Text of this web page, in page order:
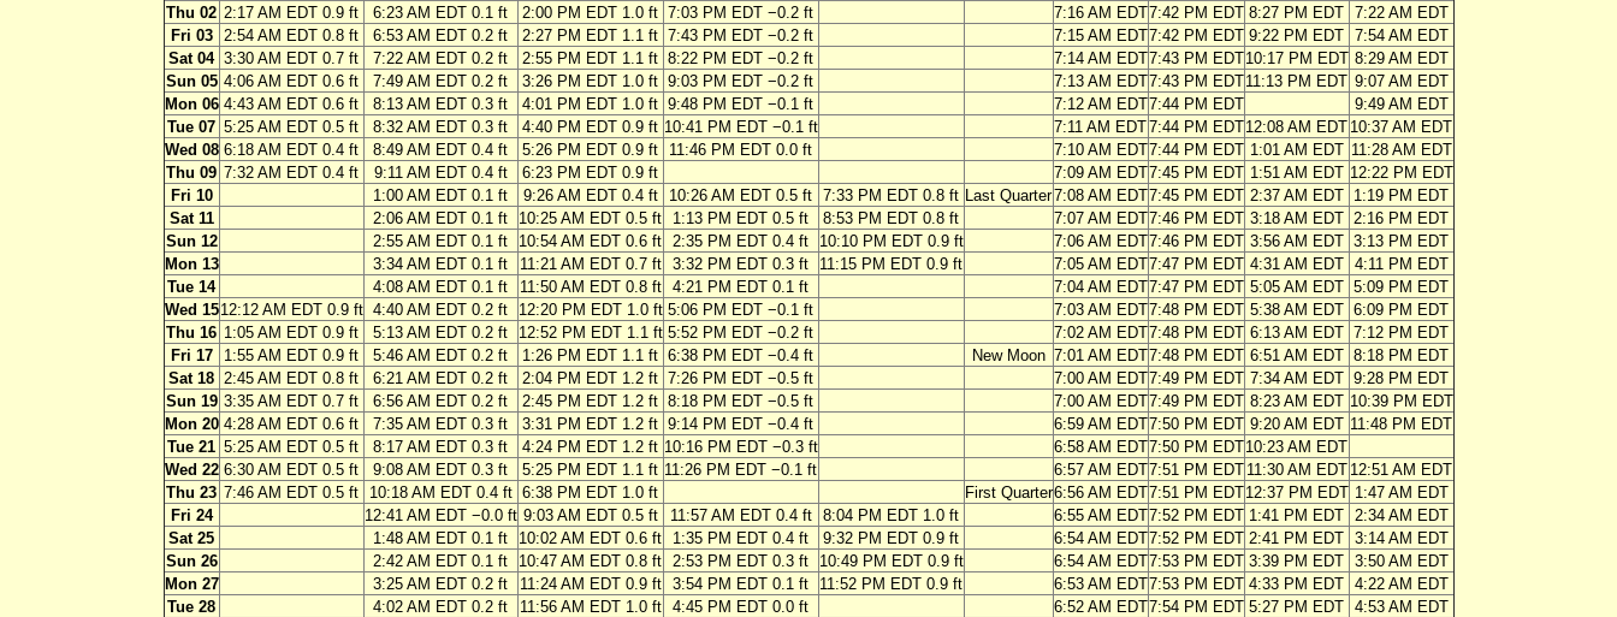
Thu 02 2:17 AM EDT 0.9 ft 6:23 AM EDT 0.1 ft 2:00 PM EDT 1.0 ft 7:03 PM EDT −0.2 ft 7:16 AM EDT7:42 PM EDT 8:27 PM EDT 7:22 AM EDT
Fri 03
2:54 AM EDT 0.8 ft 6:53 AM EDT 0.2 ft 2:27 PM EDT 1.1 ft 7:43 PM EDT −0.2 ft 7:15 AM EDT7:42 PM EDT 9:22 PM EDT 7:54 AM EDT
Sat 04 3:30 AM EDT 0.7 ft 7:22 AM EDT 0.2 ft 2:55 PM EDT 1.1 ft 8:22 PM EDT −0.2 ft 7:14 AM EDT7:43 PM EDT10:17 PM EDT 8:29 AM EDT
Sun 05 4:06 AM EDT 0.6 ft 7:49 AM EDT 0.2 ft 3:26 PM EDT 1.0 ft 9:03 PM EDT −0.2 ft 7:13 AM EDT7:43 PM EDT11:13 PM EDT 9:07 AM EDT
Mon 06 4:43 AM EDT 0.6 ft 8:13 AM EDT 0.3 ft 4:01 PM EDT 1.0 ft 9:48 PM EDT −0.1 ft 7:12 AM EDT7:44 PM EDT
9:49 AM EDT
Tue 07 5:25 AM EDT 0.5 ft 8:32 AM EDT 0.3 ft 4:40 PM EDT 0.9 ft 10:41 PM EDT −0.1 ft 7:11 AM EDT7:44 PM EDT12:08 AM EDT 10:37 AM EDT
Wed 08 6:18 AM EDT 0.4 ft 8:49 AM EDT 0.4 ft 5:26 PM EDT 0.9 ft 11:46 PM EDT 0.0 ft 7:10 AM EDT7:44 PM EDT 1:01 AM EDT 11:28 AM EDT
Thu 09 7:32 AM EDT 0.4 ft 9:11 AM EDT 0.4 ft 6:23 PM EDT 0.9 ft 7:09 AM EDT7:45 PM EDT 1:51 AM EDT 12:22 PM EDT
Fri 10
1:00 AM EDT 0.1 ft 9:26 AM EDT 0.4 ft 10:26 AM EDT 0.5 ft 7:33 PM EDT 0.8 ft Last Quarter7:08 AM EDT7:45 PM EDT 2:37 AM EDT
1:19 PM EDT
Sat 11
2:06 AM EDT 0.1 ft 10:25 AM EDT 0.5 ft 1:13 PM EDT 0.5 ft 8:53 PM EDT 0.8 ft 7:07 AM EDT7:46 PM EDT 3:18 AM EDT
2:16 PM EDT
Sun 12
2:55 AM EDT 0.1 ft 10:54 AM EDT 0.6 ft 2:35 PM EDT 0.4 ft 10:10 PM EDT 0.9 ft 7:06 AM EDT7:46 PM EDT 3:56 AM EDT 3:13 PM EDT
Mon 13
3:34 AM EDT 0.1 ft 11:21 AM EDT 0.7 ft 3:32 PM EDT 0.3 ft 11:15 PM EDT 0.9 ft 7:05 AM EDT7:47 PM EDT 4:31 AM EDT
4:11 PM EDT
Tue 14
4:08 AM EDT 0.1 ft 11:50 AM EDT 0.8 ft 4:21 PM EDT 0.1 ft 7:04 AM EDT7:47 PM EDT 5:05 AM EDT 5:09 PM EDT
Wed 1512:12 AM EDT 0.9 ft 4:40 AM EDT 0.2 ft 12:20 PM EDT 1.0 ft 5:06 PM EDT −0.1 ft 7:03 AM EDT7:48 PM EDT 5:38 AM EDT 6:09 PM EDT
Thu 16 1:05 AM EDT 0.9 ft 5:13 AM EDT 0.2 ft 12:52 PM EDT 1.1 ft 5:52 PM EDT −0.2 ft 7:02 AM EDT7:48 PM EDT 6:13 AM EDT 7:12 PM EDT
Fri 17
1:55 AM EDT 0.9 ft 5:46 AM EDT 0.2 ft 1:26 PM EDT 1.1 ft 6:38 PM EDT −0.4 ft New Moon 7:01 AM EDT7:48 PM EDT 6:51 AM EDT 8:18 PM EDT
Sat 18 2:45 AM EDT 0.8 ft 6:21 AM EDT 0.2 ft 2:04 PM EDT 1.2 ft 7:26 PM EDT −0.5 ft 7:00 AM EDT7:49 PM EDT 7:34 AM EDT 9:28 PM EDT
Sun 19 3:35 AM EDT 0.7 ft 6:56 AM EDT 0.2 ft 2:45 PM EDT 1.2 ft 8:18 PM EDT −0.5 ft 7:00 AM EDT7:49 PM EDT 8:23 AM EDT 10:39 PM EDT
Mon 20 4:28 AM EDT 0.6 ft 7:35 AM EDT 0.3 ft 3:31 PM EDT 1.2 ft 9:14 PM EDT −0.4 ft 6:59 AM EDT7:50 PM EDT 9:20 AM EDT 11:48 PM EDT
Tue 21 5:25 AM EDT 0.5 ft 8:17 AM EDT 0.3 ft 4:24 PM EDT 1.2 ft 10:16 PM EDT −0.3 ft 6:58 AM EDT7:50 PM EDT10:23 AM EDT
Wed 22 6:30 AM EDT 0.5 ft 9:08 AM EDT 0.3 ft 5:25 PM EDT 1.1 ft 11:26 PM EDT −0.1 ft 6:57 AM EDT7:51 PM EDT 11:30 AM EDT 12:51 AM EDT
Thu 23 7:46 AM EDT 0.5 ft 10:18 AM EDT 0.4 ft 6:38 PM EDT 1.0 ft First Quarter6:56 AM EDT7:51 PM EDT12:37 PM EDT 1:47 AM EDT
Fri 24
12:41 AM EDT −0.0 ft 9:03 AM EDT 0.5 ft 11:57 AM EDT 0.4 ft 8:04 PM EDT 1.0 ft 6:55 AM EDT7:52 PM EDT 1:41 PM EDT
2:34 AM EDT
Sat 25
1:48 AM EDT 0.1 ft 10:02 AM EDT 0.6 ft 1:35 PM EDT 0.4 ft 9:32 PM EDT 0.9 ft 6:54 AM EDT7:52 PM EDT 2:41 PM EDT 3:14 AM EDT
Sun 26
2:42 AM EDT 0.1 ft 10:47 AM EDT 0.8 ft 2:53 PM EDT 0.3 ft 10:49 PM EDT 0.9 ft 6:54 AM EDT7:53 PM EDT 3:39 PM EDT 3:50 AM EDT
Mon 27
3:25 AM EDT 0.2 ft 11:24 AM EDT 0.9 ft 3:54 PM EDT 0.1 ft 11:52 PM EDT 0.9 ft 6:53 AM EDT7:53 PM EDT 4:33 PM EDT 4:22 AM EDT
Tue 28
4:02 AM EDT 0.2 ft 11:56 AM EDT 1.0 ft 4:45 PM EDT 0.0 ft 6:52 AM EDT7:54 PM EDT 5:27 PM EDT 4:53 AM EDT